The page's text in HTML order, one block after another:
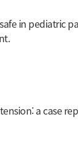
in pediatric
a case